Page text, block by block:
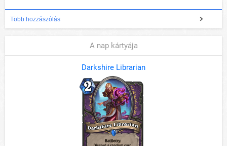
Több hozzászólás
A nap kártyája
Darkshire Librarian